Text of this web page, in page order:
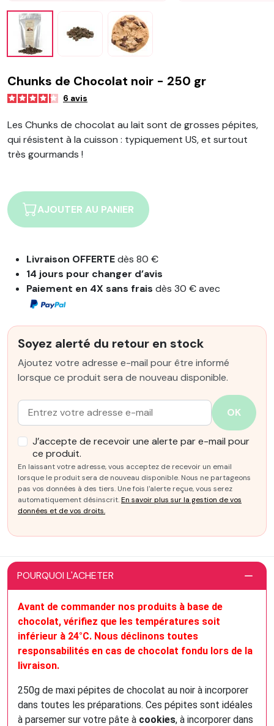
Chunks de Chocolat noir - 250 gr
6 avis
Les Chunks de chocolat au lait sont de grosses pépites,
qui résistent à la cuisson : typiquement US, et surtout
très gourmands !
AJOUTER AU PANIER
Livraison OFFERTEdès 80 €
14 jours pour changer d’avis
Paiement en 4X sans fraisdès 30 € avec
Soyez alerté du retour en stock
Ajoutez votre adresse e-mail pour être informé
lorsque ce produit sera de nouveau disponible.
Email :
OK
J’accepte de recevoir une alerte par e-mail pour
ce produit.
En laissant votre adresse, vous acceptez de recevoir un email
lorsque le produit sera de nouveau disponible. Nous ne partageons
pas vos données à des tiers. Une fois l'alerte reçue, vous serez
automatiquement désinscrit.En savoir plus sur la gestion de vos
données et de vos droits.
POURQUOI L'ACHETER
Avant de commander nos produits à base de
chocolat, vérifiez que les températures soit
inférieur à 24°C. Nous déclinons toutes
responsabilités en cas de chocolat fondu lors de la
livraison.
250g de maxi pépites de chocolat au noir à incorporer
dans toutes les préparations. Ces pépites sont idéales
à parsemer sur votre pâte à cookies, à incorporer dans